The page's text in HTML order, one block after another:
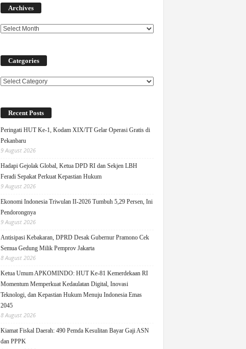
Archives
Categories
Categories
Recent Posts
Peringati HUT Ke-1, Kodam XIX/TT Gelar Operasi Gratis di
Pekanbaru
9 August 2026
Hadapi Gejolak Global, Ketua DPD RI dan Sekjen LBH
Feradi Sepakat Perkuat Kepastian Hukum
9 August 2026
Ekonomi Indonesia Triwulan II-2026 Tumbuh 5,29 Persen, Ini
Pendorongnya
9 August 2026
Antisipasi Kebakaran, DPRD Desak Gubernur Pramono Cek
Semua Gedung Milik Pemprov Jakarta
8 August 2026
Ketua Umum APKOMINDO: HUT Ke-81 Kemerdekaan RI
Momentum Memperkuat Kedaulatan Digital, Inovasi
Teknologi, dan Kepastian Hukum Menuju Indonesia Emas
2045
8 August 2026
Kiamat Fiskal Daerah: 490 Pemda Kesulitan Bayar Gaji ASN
dan PPPK